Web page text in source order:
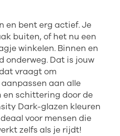
en bent erg actief. Je
buiten, of het nu een
winkelen. Binnen en
onderweg. Dat is jouw
vraagt om
aan alle
schittering door de
Dark-glazen kleuren
voor mensen die
zelfs als je rijdt!